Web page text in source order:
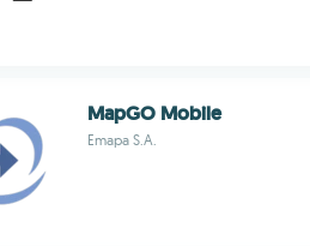
MapGO Mobile
Emapa S.A.